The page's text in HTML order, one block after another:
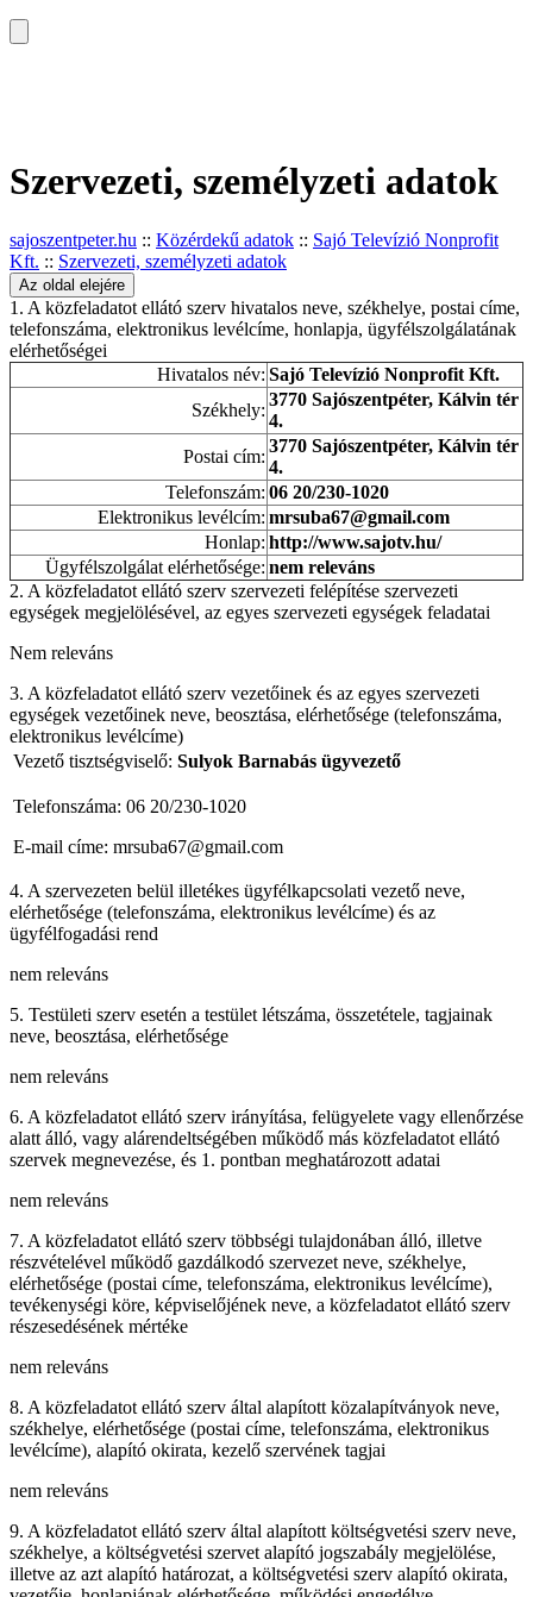
Szervezeti, személyzeti adatok
sajoszentpeter.hu :: Közérdekű adatok :: Sajó Televízió Nonprofit
Kft. :: Szervezeti, személyzeti adatok
Az oldal elejére
1. A közfeladatot ellátó szerv hivatalos neve, székhelye, postai címe,
telefonszáma, elektronikus levélcíme, honlapja, ügyfélszolgálatának
elérhetőségei
Hivatalos név: Sajó Televízió Nonprofit Kft.
Székhely:
3770 Sajószentpéter, Kálvin tér
4.
Postai cím:
3770 Sajószentpéter, Kálvin tér
4.
Telefonszám: 06 20/230-1020
Elektronikus levélcím: mrsuba67@gmail.com
Honlap: http://www.sajotv.hu/
Ügyfélszolgálat elérhetősége: nem releváns
2. A közfeladatot ellátó szerv szervezeti felépítése szervezeti
egységek megjelölésével, az egyes szervezeti egységek feladatai
Nem releváns
3. A közfeladatot ellátó szerv vezetőinek és az egyes szervezeti
egységek vezetőinek neve, beosztása, elérhetősége (telefonszáma,
elektronikus levélcíme)
Vezető tisztségviselő: Sulyok Barnabás ügyvezető
Telefonszáma: 06 20/230-1020
E-mail címe: mrsuba67@gmail.com
4. A szervezeten belül illetékes ügyfélkapcsolati vezető neve,
elérhetősége (telefonszáma, elektronikus levélcíme) és az
ügyfélfogadási rend
nem releváns
5. Testületi szerv esetén a testület létszáma, összetétele, tagjainak
neve, beosztása, elérhetősége
nem releváns
6. A közfeladatot ellátó szerv irányítása, felügyelete vagy ellenőrzése
alatt álló, vagy alárendeltségében működő más közfeladatot ellátó
szervek megnevezése, és 1. pontban meghatározott adatai
nem releváns
7. A közfeladatot ellátó szerv többségi tulajdonában álló, illetve
részvételével működő gazdálkodó szervezet neve, székhelye,
elérhetősége (postai címe, telefonszáma, elektronikus levélcíme),
tevékenységi köre, képviselőjének neve, a közfeladatot ellátó szerv
részesedésének mértéke
nem releváns
8. A közfeladatot ellátó szerv által alapított közalapítványok neve,
székhelye, elérhetősége (postai címe, telefonszáma, elektronikus
levélcíme), alapító okirata, kezelő szervének tagjai
nem releváns
9. A közfeladatot ellátó szerv által alapított költségvetési szerv neve,
székhelye, a költségvetési szervet alapító jogszabály megjelölése,
illetve az azt alapító határozat, a költségvetési szerv alapító okirata,